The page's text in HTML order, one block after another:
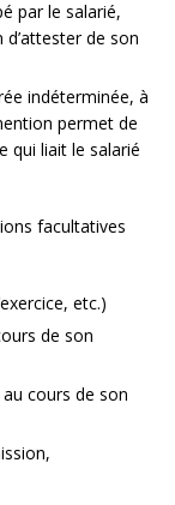
par le salarié,
de son
indéterminée, à
permet de
qui liait le salarié
facultatives
etc.)
de son
cours de son